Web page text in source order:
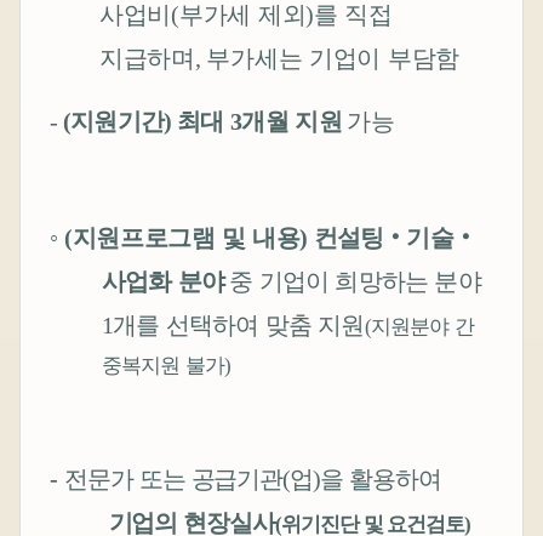
사업비 (부가세 제외)를 직접
지급하며 , 부가세는 기업이 부담함
- (지원기간) 최대3개월 지원 가능
◦ (지원프로그램 및 내용) 컨설팅 ‧ 기술‧
사업화 분야 중 기업이 희망하는 분야
1개를 선택하여 맞춤 지원(지원분야 간
중복지원 불가)
- 전문가 또는 공급기관(업)을 활용하여
기업의 현장실사(위기진단 및 요건검토)